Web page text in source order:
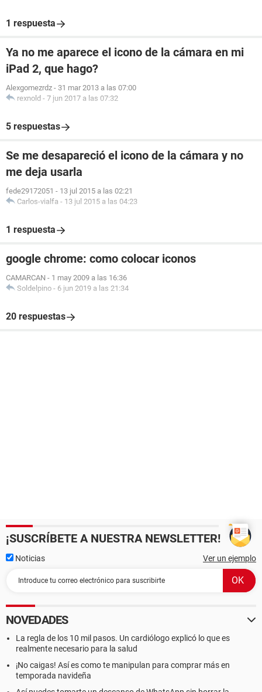
1 respuesta
Ya no me aparece el icono de la cámara en mi
iPad 2, que hago?
Alexgomezrdz - 31 mar 2013 a las 07:00
rexnold - 7 jun 2017 a las 07:32
5 respuestas
Se me desapareció el icono de la cámara y no
me deja usarla
fede29172051 - 13 jul 2015 a las 02:21
Carlos-vialfa - 13 jul 2015 a las 04:23
1 respuesta
google chrome: como colocar iconos
CAMARCAN - 1 may 2009 a las 16:36
Soldelpino - 6 jun 2019 a las 21:34
20 respuestas
¡SUSCRÍBETE A NUESTRA NEWSLETTER!
Noticias Ver un ejemplo
NOVEDADES
La regla de los 10 mil pasos. Un cardiólogo explicó lo que es
realmente necesario para la salud
¡No caigas! Así es como te manipulan para comprar más en
temporada navideña